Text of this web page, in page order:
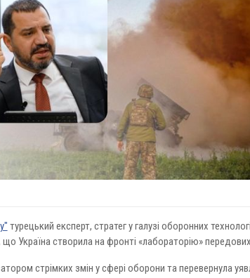
турецький експерт, стратег у галузі оборонних
Україна створила на фронті «лабораторію»
стрімких змін у сфері оборони та перевернула